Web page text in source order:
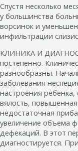
Спустя несколько
у большинства
ворсинок и
инфильтрации
КЛИНИКА И
постепенно.
разнообразны.
заболевания
настроения
вялость,
недостаточная
увеличение объема
дефекаций. В этот
диагностируется.